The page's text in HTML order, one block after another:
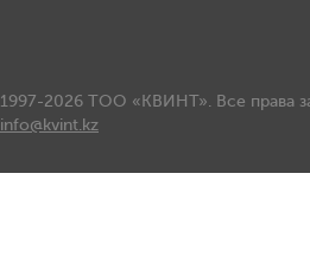
1997-2026 ТОО «КВИНТ». Все права
info@kvint.kz